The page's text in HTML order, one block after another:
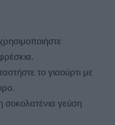
το γιαούρτι με
σοκολατένια γεύση